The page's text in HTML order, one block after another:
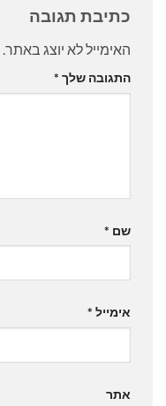
כתיבת תגובה
האימייל לא יוצג באתר.
התגובה שלך *
שם *
אימייל *
אתר